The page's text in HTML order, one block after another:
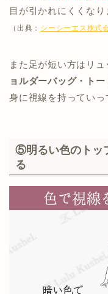
目が引かれにくくなり
（出典： シーシーエス株式
また足が短い方はリ
ョルダーバッグ・ト
身に視線を持っていっ
⑤明るい色のトッ
る